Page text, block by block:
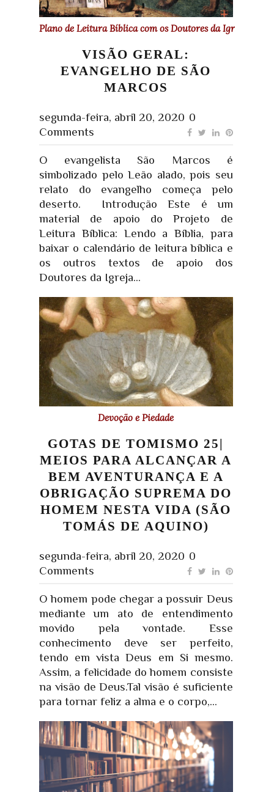
Plano de Leitura Bíblica com os Doutores da Igreja
VISÃO GERAL:
EVANGELHO DE SÃO
MARCOS
segunda-feira, abril 20, 2020 0
Comments
O evangelista São Marcos é
simbolizado pelo Leão alado, pois seu
relato do evangelho começa pelo
deserto. Introdução Este é um
material de apoio do Projeto de
Leitura Bíblica: Lendo a Bíblia, para
baixar o calendário de leitura bíblica e
os outros textos de apoio dos
Doutores da Igreja...
Devoção e Piedade
GOTAS DE TOMISMO 25|
MEIOS PARA ALCANÇAR A
BEM AVENTURANÇA E A
OBRIGAÇÃO SUPREMA DO
HOMEM NESTA VIDA (SÃO
TOMÁS DE AQUINO)
segunda-feira, abril 20, 2020 0
Comments
O homem pode chegar a possuir Deus
mediante um ato de entendimento
movido pela vontade. Esse
conhecimento deve ser perfeito,
tendo em vista Deus em Si mesmo.
Assim, a felicidade do homem consiste
na visão de Deus.Tal visão é suficiente
para tornar feliz a alma e o corpo,...